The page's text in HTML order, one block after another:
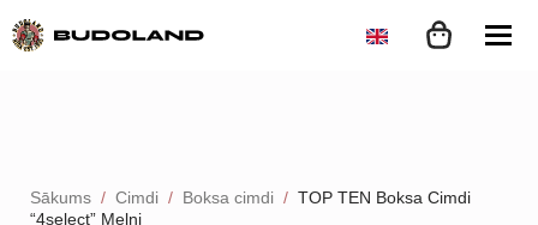
Sākums Cimdi Boksa cimdi
TOP TEN Boksa Cimdi
“4select” Melni